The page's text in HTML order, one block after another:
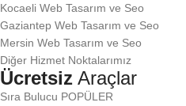
Kocaeli Web Tasarım ve Seo
Gaziantep Web Tasarım ve Seo
Mersin Web Tasarım ve Seo
Diğer Hizmet Noktalarımız
Ücretsiz Araçlar
Sıra Bulucu POPÜLER